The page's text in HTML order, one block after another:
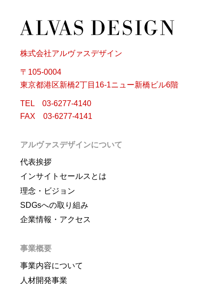
株式会社アルヴァスデザイン
〒105-0004
東京都港区新橋2丁目16-1ニュー新橋ビル6階
TEL 03-6277-4140
FAX 03-6277-4141
アルヴァスデザインについて
代表挨拶
インサイトセールスとは
理念・ビジョン
SDGsへの取り組み
企業情報・アクセス
事業概要
事業内容について
人材開発事業